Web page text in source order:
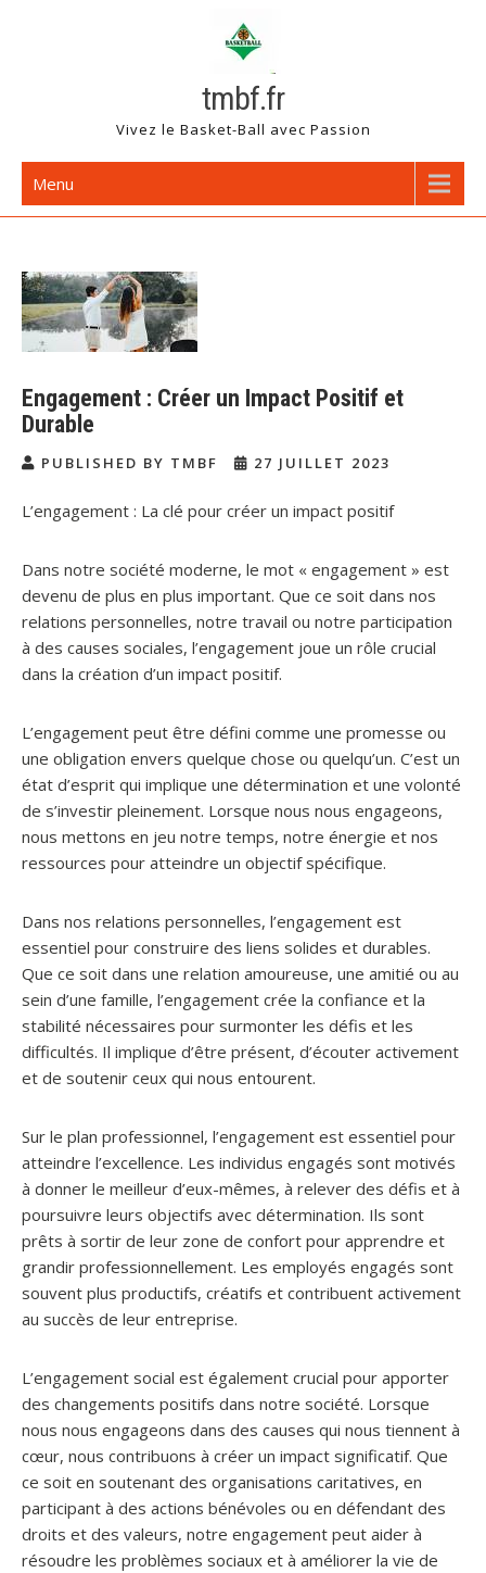
tmbf.fr
Vivez le Basket-Ball avec Passion
Menu
Engagement : Créer un Impact Positif et
Durable
PUBLISHED BY TMBF 27 JUILLET 2023
L’engagement : La clé pour créer un impact positif
Dans notre société moderne, le mot « engagement » est
devenu de plus en plus important. Que ce soit dans nos
relations personnelles, notre travail ou notre participation
à des causes sociales, l’engagement joue un rôle crucial
dans la création d’un impact positif.
L’engagement peut être défini comme une promesse ou
une obligation envers quelque chose ou quelqu’un. C’est un
état d’esprit qui implique une détermination et une volonté
de s’investir pleinement. Lorsque nous nous engageons,
nous mettons en jeu notre temps, notre énergie et nos
ressources pour atteindre un objectif spécifique.
Dans nos relations personnelles, l’engagement est
essentiel pour construire des liens solides et durables.
Que ce soit dans une relation amoureuse, une amitié ou au
sein d’une famille, l’engagement crée la confiance et la
stabilité nécessaires pour surmonter les défis et les
difficultés. Il implique d’être présent, d’écouter activement
et de soutenir ceux qui nous entourent.
Sur le plan professionnel, l’engagement est essentiel pour
atteindre l’excellence. Les individus engagés sont motivés
à donner le meilleur d’eux-mêmes, à relever des défis et à
poursuivre leurs objectifs avec détermination. Ils sont
prêts à sortir de leur zone de confort pour apprendre et
grandir professionnellement. Les employés engagés sont
souvent plus productifs, créatifs et contribuent activement
au succès de leur entreprise.
L’engagement social est également crucial pour apporter
des changements positifs dans notre société. Lorsque
nous nous engageons dans des causes qui nous tiennent à
cœur, nous contribuons à créer un impact significatif. Que
ce soit en soutenant des organisations caritatives, en
participant à des actions bénévoles ou en défendant des
droits et des valeurs, notre engagement peut aider à
résoudre les problèmes sociaux et à améliorer la vie de